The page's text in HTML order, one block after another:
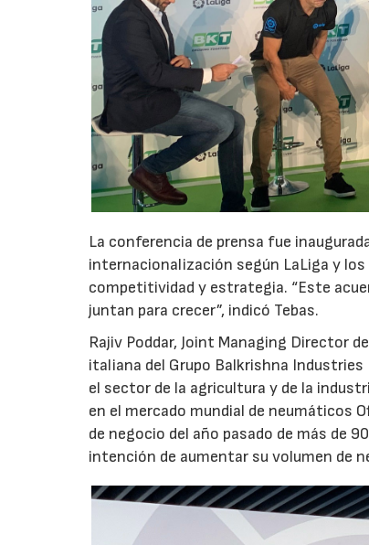
La conferencia de prensa fue
internacionalización según LaLiga y
competitividad y estrategia. “Este
juntan para crecer”, indicó Tebas.
Rajiv Poddar, Joint Managing Director
italiana del Grupo Balkrishna
el sector de la agricultura y de la
en el mercado mundial de neumáticos
de negocio del año pasado de más de
intención de aumentar su volumen de